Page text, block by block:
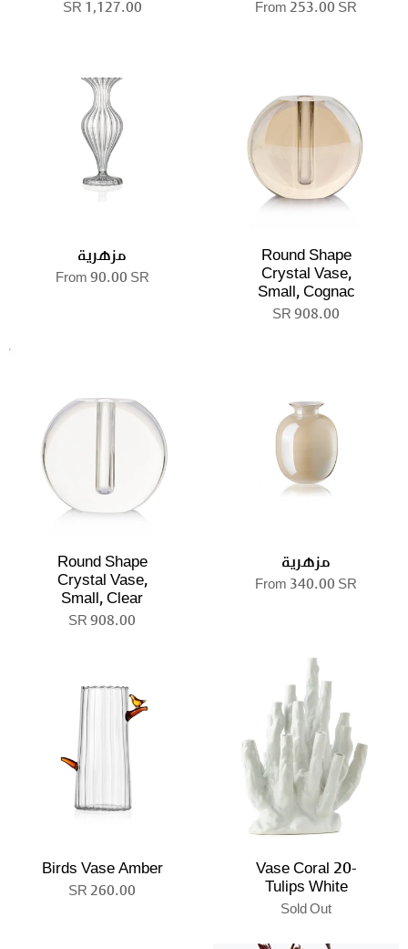
From 253.00 SR
1,127.00 SR
Round Shape
Crystal Vase,
Small, Cognac
908.00 SR
مزهرية
From 90.00 SR
مزهرية
From 340.00 SR
Round Shape
Crystal Vase,
Small, Clear
908.00 SR
Vase Coral 20-
Tulips White
Sold Out
Birds Vase Amber
260.00 SR